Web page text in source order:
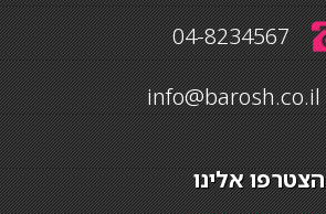
04-8234567
info@barosh.co.il
הצטרפו אלינו